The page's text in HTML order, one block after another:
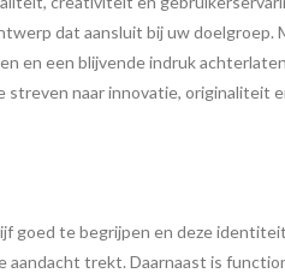
dat aansluit bij uw doelgroep.
en een blijvende indruk
naar innovatie, originaliteit
goed te begrijpen en deze
aandacht trekt. Daarnaast is